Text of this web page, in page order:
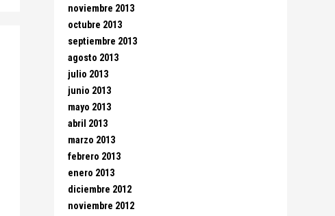
noviembre 2013
octubre 2013
septiembre 2013
agosto 2013
julio 2013
junio 2013
mayo 2013
abril 2013
marzo 2013
febrero 2013
enero 2013
diciembre 2012
noviembre 2012